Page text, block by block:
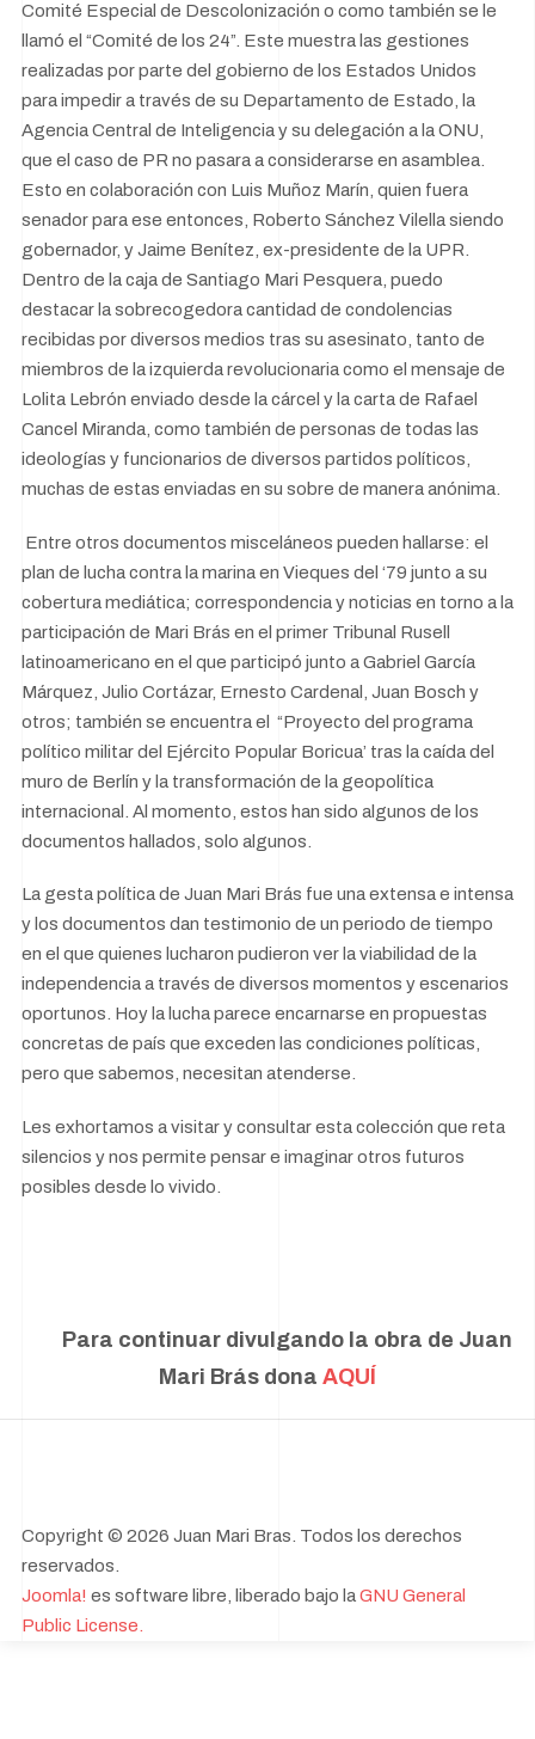
Comité Especial de Descolonización o como también se le
llamó el “Comité de los 24”. Este muestra las gestiones
realizadas por parte del gobierno de los Estados Unidos
para impedir a través de su Departamento de Estado, la
Agencia Central de Inteligencia y su delegación a la ONU,
que el caso de PR no pasara a considerarse en asamblea.
Esto en colaboración con Luis Muñoz Marín, quien fuera
senador para ese entonces, Roberto Sánchez Vilella siendo
gobernador, y Jaime Benítez, ex-presidente de la UPR.
Dentro de la caja de Santiago Mari Pesquera, puedo
destacar la sobrecogedora cantidad de condolencias
recibidas por diversos medios tras su asesinato, tanto de
miembros de la izquierda revolucionaria como el mensaje de
Lolita Lebrón enviado desde la cárcel y la carta de Rafael
Cancel Miranda, como también de personas de todas las
ideologías y funcionarios de diversos partidos políticos,
muchas de estas enviadas en su sobre de manera anónima.
Entre otros documentos misceláneos pueden hallarse: el
plan de lucha contra la marina en Vieques del ‘79 junto a su
cobertura mediática; correspondencia y noticias en torno a la
participación de Mari Brás en el primer Tribunal Rusell
latinoamericano en el que participó junto a Gabriel García
Márquez, Julio Cortázar, Ernesto Cardenal, Juan Bosch y
otros; también se encuentra el “Proyecto del programa
político militar del Ejército Popular Boricua’ tras la caída del
muro de Berlín y la transformación de la geopolítica
internacional. Al momento, estos han sido algunos de los
documentos hallados, solo algunos.
La gesta política de Juan Mari Brás fue una extensa e intensa
y los documentos dan testimonio de un periodo de tiempo
en el que quienes lucharon pudieron ver la viabilidad de la
independencia a través de diversos momentos y escenarios
oportunos. Hoy la lucha parece encarnarse en propuestas
concretas de país que exceden las condiciones políticas,
pero que sabemos, necesitan atenderse.
Les exhortamos a visitar y consultar esta colección que reta
silencios y nos permite pensar e imaginar otros futuros
posibles desde lo vivido.
Para continuar divulgando la obra de Juan
Mari Brás dona AQUÍ
Copyright © 2026 Juan Mari Bras. Todos los derechos
reservados.
Joomla! es software libre, liberado bajo laGNU General
Public License.